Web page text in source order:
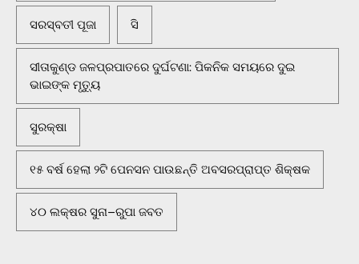
ସରସ୍ବତୀ ପୂଜା ସି
ସୀତାକୁଣ୍ଡ ଜଳପ୍ରପାତରେ ଦୁର୍ଘଟଣା: ପିକନିକ ସମୟରେ ଦୁଇ
ଭାଇଙ୍କ ମୃତ୍ୟୁ
ସୁରକ୍ଷା
୧୫ ବର୍ଷ ହେଲା ୨ଟି ପେନସନ ପାଉଛନ୍ତି ଅବସରପ୍ରାପ୍ତ ଶିକ୍ଷକ
୪୦ ଲକ୍ଷର ସୁନା–ରୁପା ଜବତ